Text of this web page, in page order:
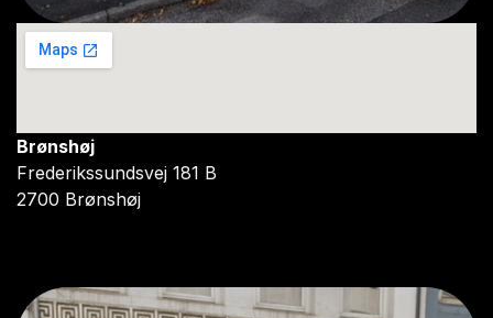
Brønshøj
Frederikssundsvej 181 B
2700 Brønshøj